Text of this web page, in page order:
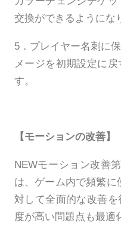
交換ができるようにな
5．プレイヤー名刺に
メージを初期設定に
す。
【モーションの改善】
NEWモーション改善
は、ゲーム内で頻繁に
対して全面的な改善
度が高い問題点も最適